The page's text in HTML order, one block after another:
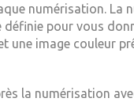
numérisation. La
définie pour vous
une image couleur
la numérisation